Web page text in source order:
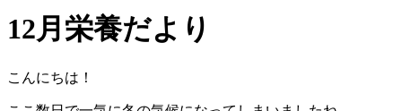
12月栄養だより
こんにちは！